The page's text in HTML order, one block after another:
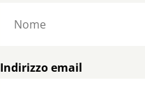
Indirizzo email